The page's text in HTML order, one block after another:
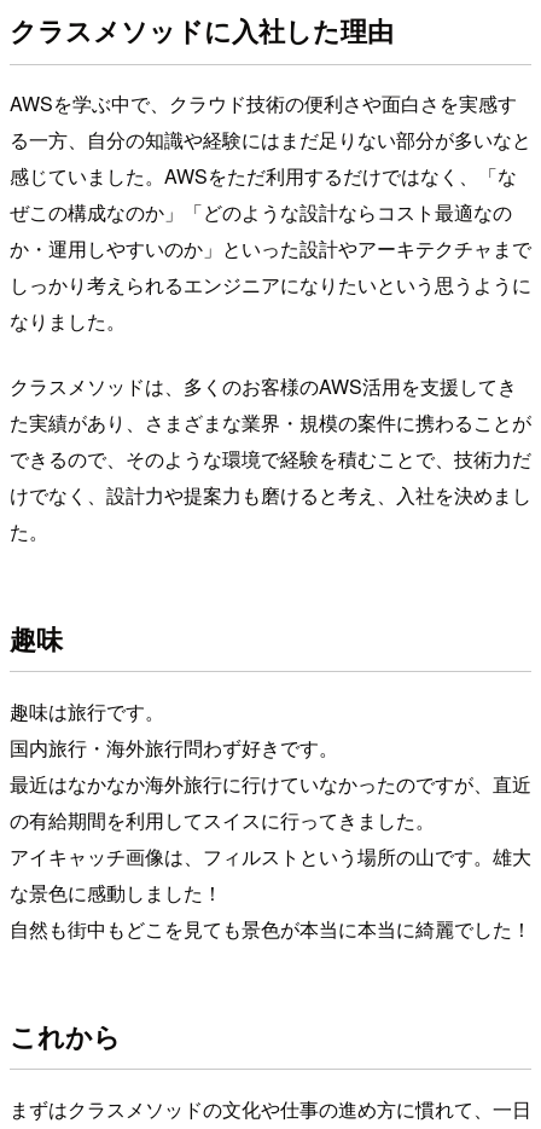
クラスメソッドに入社した理由
AWSを学ぶ中で、クラウド技術の便利さや面白さを実感す
る一方、自分の知識や経験にはまだ足りない部分が多いなと
感じていました。AWSをただ利用するだけではなく、「な
ぜこの構成なのか」「どのような設計ならコスト最適なの
か・運用しやすいのか」といった設計やアーキテクチャまで
しっかり考えられるエンジニアになりたいという思うように
なりました。
クラスメソッドは、多くのお客様のAWS活用を支援してき
た実績があり、さまざまな業界・規模の案件に携わることが
できるので、そのような環境で経験を積むことで、技術力だ
けでなく、設計力や提案力も磨けると考え、入社を決めまし
た。
趣味
趣味は旅行です。
国内旅行・海外旅行問わず好きです。
最近はなかなか海外旅行に行けていなかったのですが、直近
の有給期間を利用してスイスに行ってきました。
アイキャッチ画像は、フィルストという場所の山です。雄大
な景色に感動しました！
自然も街中もどこを見ても景色が本当に本当に綺麗でした！
これから
まずはクラスメソッドの文化や仕事の進め方に慣れて、一日